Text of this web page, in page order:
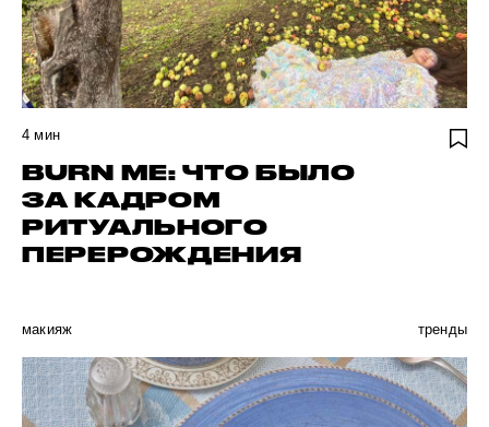
4 мин
BURN ME: ЧТО БЫЛО
ЗА КАДРОМ
РИТУАЛЬНОГО
ПЕРЕРОЖДЕНИЯ
макияж тренды